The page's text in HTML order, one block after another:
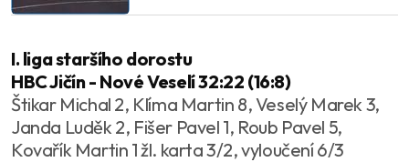
I. liga staršího dorostu
HBC Jičín - Nové Veselí 32:22 (16:8)
Štikar Michal 2, Klíma Martin 8, Veselý Marek 3,
Janda Luděk 2, Fišer Pavel 1, Roub Pavel 5,
Kovařík Martin 1 žl. karta 3/2, vyloučení 6/3